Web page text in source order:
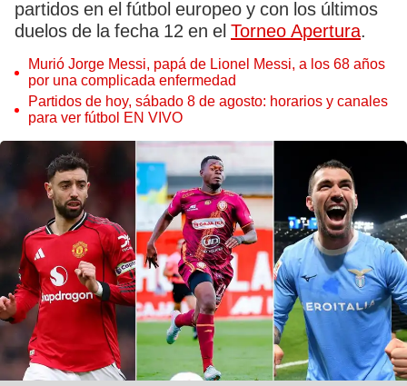
partidos en el fútbol europeo y con los últimos
duelos de la fecha 12 en el Torneo Apertura.
Murió Jorge Messi, papá de Lionel Messi, a los 68 años
por una complicada enfermedad
Partidos de hoy, sábado 8 de agosto: horarios y canales
para ver fútbol EN VIVO